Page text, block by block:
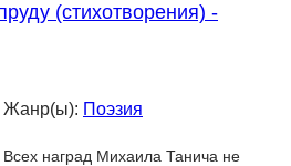
(стихотворения) -
Жанр(ы): Поэзия
Всех наград Михаила Танича не